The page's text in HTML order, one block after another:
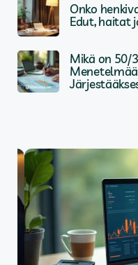
Onko
Edut, haitat
Mikä on 50/